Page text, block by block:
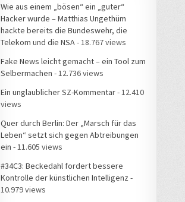
Wie aus einem „bösen“ ein „guter“
Hacker wurde – Matthias Ungethüm
hackte bereits die Bundeswehr, die
Telekom und die NSA - 18.767 views
Fake News leicht gemacht – ein Tool zum
Selbermachen - 12.736 views
Ein unglaublicher SZ-Kommentar- 12.410
views
Quer durch Berlin: Der „Marsch für das
Leben“ setzt sich gegen Abtreibungen
ein - 11.605 views
#34C3: Beckedahl fordert bessere
Kontrolle der künstlichen Intelligenz -
10.979 views